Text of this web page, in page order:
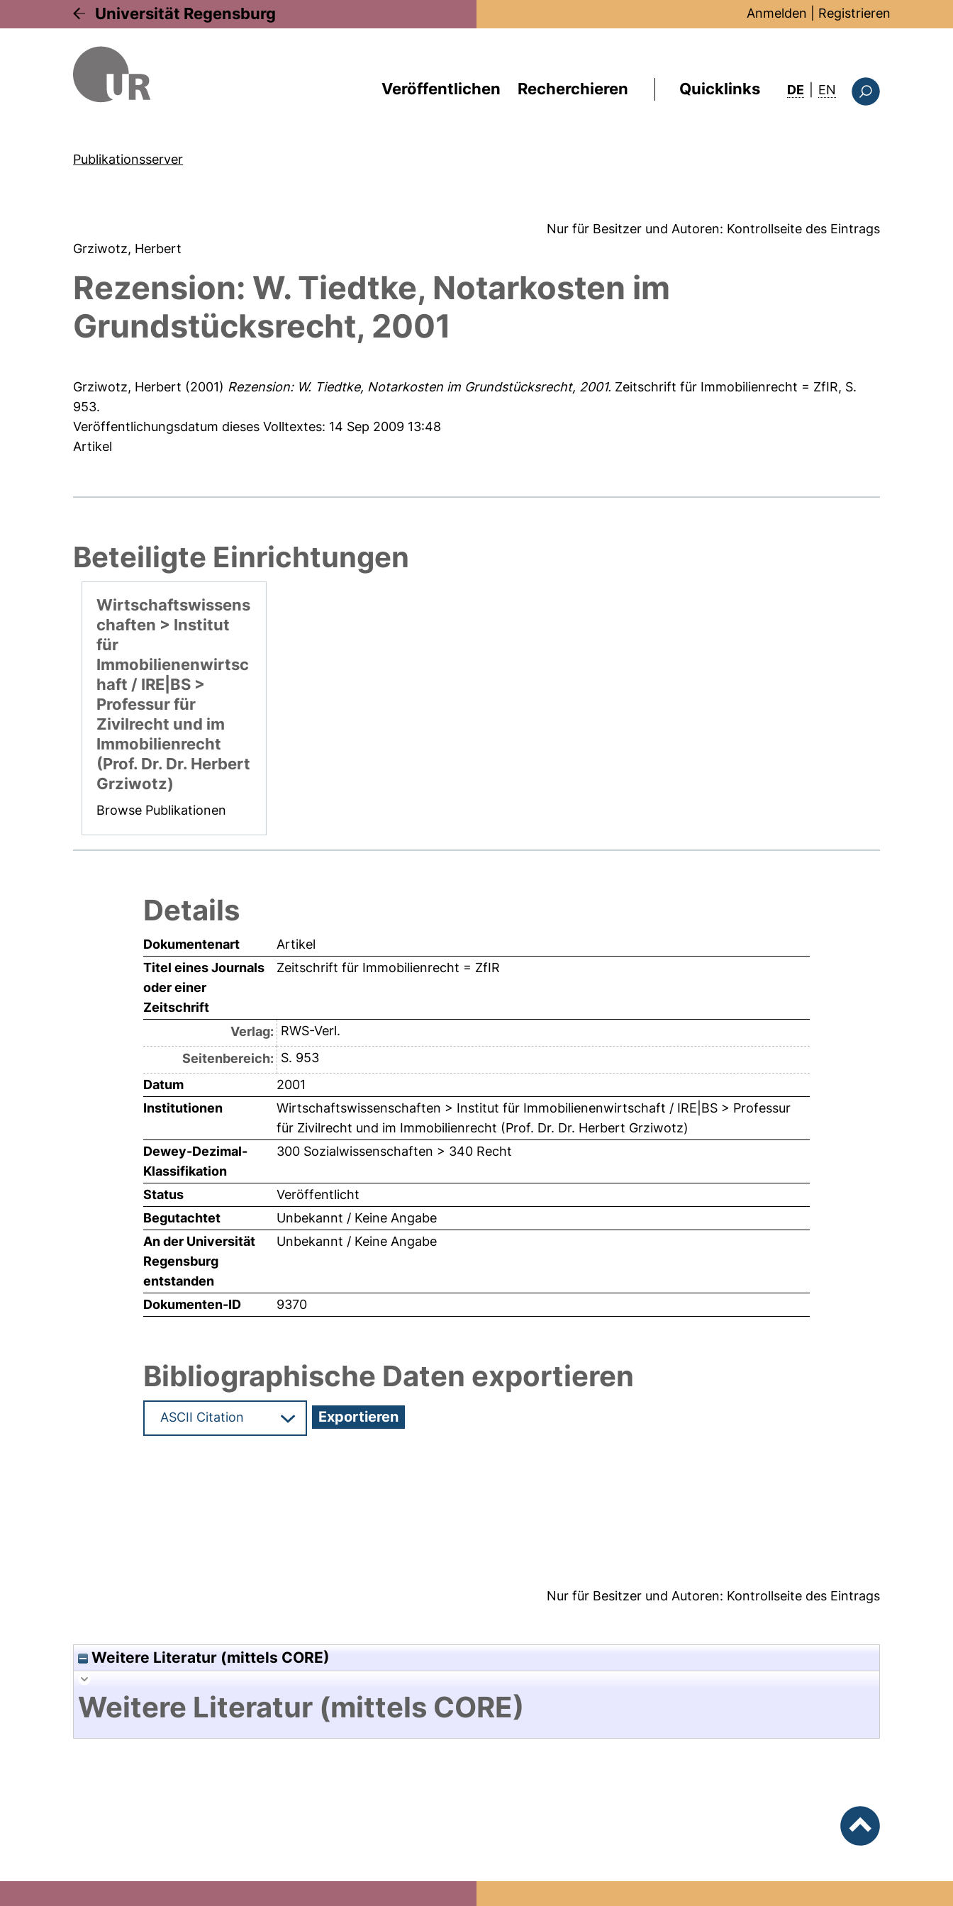
Universität Regensburg Anmelden Registrieren
Veröffentlichen Recherchieren Quicklinks DE EN : this page in
Publikationsserver
Nur für Besitzer und Autoren: Kontrollseite des Eintrags
Grziwotz, Herbert
Rezension: W. Tiedtke, Notarkosten im
Grundstücksrecht, 2001
Grziwotz, Herbert (2001) Rezension: W. Tiedtke, Notarkosten im Grundstücksrecht, 2001. Zeitschrift für Immobilienrecht = ZfIR, S.
953.
Veröffentlichungsdatum dieses Volltextes: 14 Sep 2009 13:48
Artikel
Beteiligte Einrichtungen
Wirtschaftswissens
chaften > Institut
für
Immobilienenwirtsc
haft / IRE|BS >
Professur für
Zivilrecht und im
Immobilienrecht
(Prof. Dr. Dr. Herbert
Grziwotz)
Browse Publikationen
Details
Dokumentenart
Artikel
Titel eines Journals
oder einer
Zeitschrift
Zeitschrift für Immobilienrecht = ZfIR
Verlag: RWS-Verl.
Seitenbereich: S. 953
Datum
2001
Institutionen
Wirtschaftswissenschaften > Institut für Immobilienenwirtschaft / IRE|BS > Professur
für Zivilrecht und im Immobilienrecht (Prof. Dr. Dr. Herbert Grziwotz)
Dewey-Dezimal-
Klassifikation
300 Sozialwissenschaften > 340 Recht
Status
Veröffentlicht
Begutachtet
Unbekannt / Keine Angabe
An der Universität
Regensburg
entstanden
Unbekannt / Keine Angabe
Dokumenten-ID 9370
Bibliographische Daten exportieren
Nur für Besitzer und Autoren: Kontrollseite des Eintrags
Weitere Literatur (mittels CORE)
Weitere Literatur (mittels CORE)